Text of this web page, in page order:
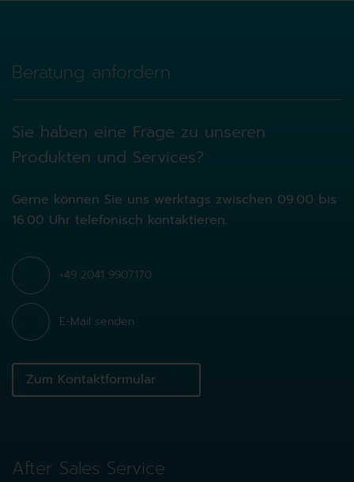
Beratung anfordern
Sie haben eine Frage zu unseren
Produkten und Services?
Gerne können Sie uns werktags zwischen 09.00 bis
16.00 Uhr telefonisch kontaktieren.
+49 2041 9907170
E-Mail senden
Zum Kontaktformular
After Sales Service